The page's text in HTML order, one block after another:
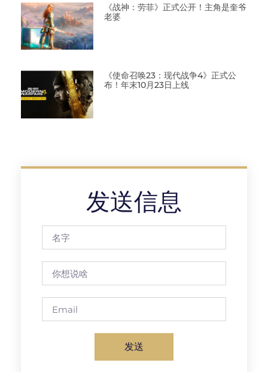
《战神：劳菲》正式公开！主角是奎爷
老婆
《使命召唤23：现代战争4》正式公
布！年末10月23日上线
发送信息
发送